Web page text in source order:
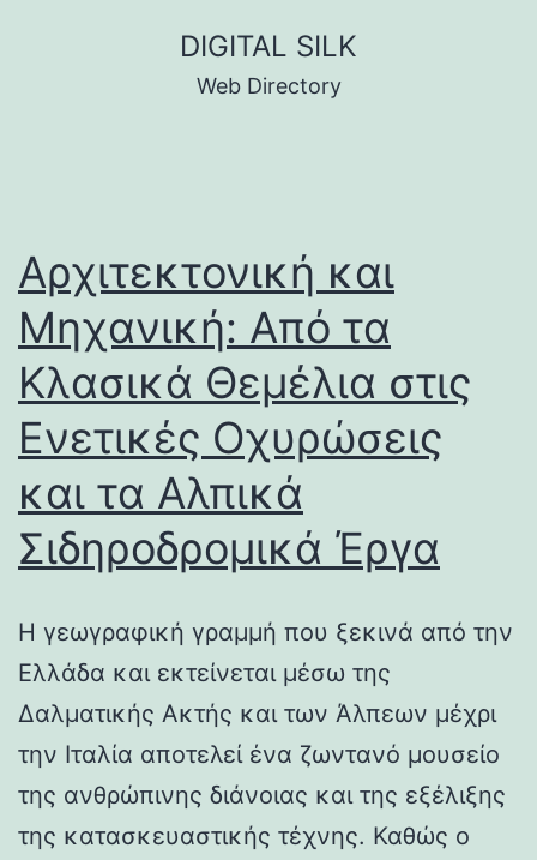
DIGITAL SILK
Web Directory
Αρχιτεκτονική και
Μηχανική: Από τα
Κλασικά Θεμέλια στις
Ενετικές Οχυρώσεις
και τα Αλπικά
Σιδηροδρομικά Έργα
Η γεωγραφική γραμμή που ξεκινά από την
Ελλάδα και εκτείνεται μέσω της
Δαλματικής Ακτής και των Άλπεων μέχρι
την Ιταλία αποτελεί ένα ζωντανό μουσείο
της ανθρώπινης διάνοιας και της εξέλιξης
της κατασκευαστικής τέχνης. Καθώς ο